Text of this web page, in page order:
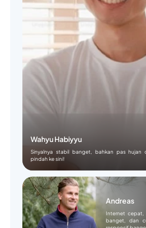
Wahyu Habiyyu
Sinyalnya stabil banget, bahkan pas hujan
pindah ke sini!
Andreas
Internet cepat,
banget, dan